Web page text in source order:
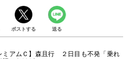
ポストする 送る
ミアムＣ】森且行 ２日目も不発「乗れ